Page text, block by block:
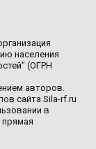
населения
(ОГРН
авторов.
сайта Sila-rf.ru
в
прямая